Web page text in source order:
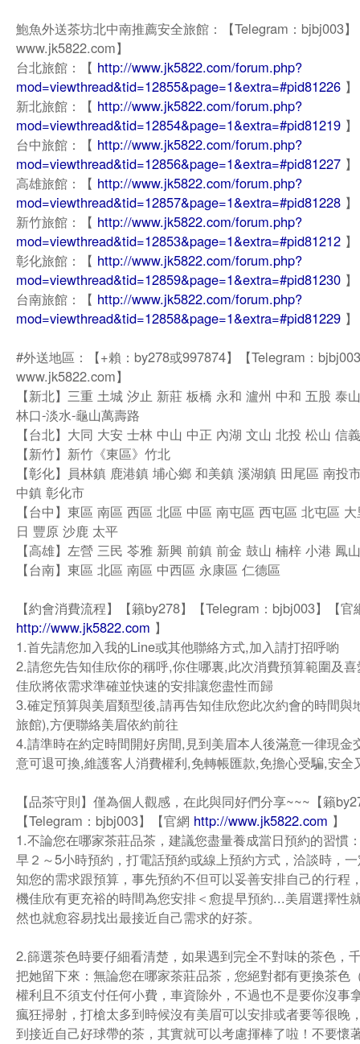
鮑魚外送茶坊北中南推薦安全旅館：【Telegram：bjbj003
www.jk5822.com】
台北旅館：【 http://www.jk5822.com/forum.php?
mod=viewthread&tid=12855&page=1&extra=#pid81226 】
新北旅館：【 http://www.jk5822.com/forum.php?
mod=viewthread&tid=12854&page=1&extra=#pid81219 】
台中旅館：【 http://www.jk5822.com/forum.php?
mod=viewthread&tid=12856&page=1&extra=#pid81227 】
高雄旅館：【 http://www.jk5822.com/forum.php?
mod=viewthread&tid=12857&page=1&extra=#pid81228 】
新竹旅館：【 http://www.jk5822.com/forum.php?
mod=viewthread&tid=12853&page=1&extra=#pid81212 】
彰化旅館：【 http://www.jk5822.com/forum.php?
mod=viewthread&tid=12859&page=1&extra=#pid81230 】
台南旅館：【 http://www.jk5822.com/forum.php?
mod=viewthread&tid=12858&page=1&extra=#pid81229 】
#外送地區：【+賴：by278或997874】【Telegram：
www.jk5822.com】
【新北】三重 土城 汐止 新莊 板橋 永和 瀘州 中和 五股 泰
林口-淡水-龜山萬壽路
【台北】大同 大安 士林 中山 中正 內湖 文山 北投 松山 信
【新竹】新竹《東區》竹北
【彰化】員林鎮 鹿港鎮 埔心鄉 和美鎮 溪湖鎮 田尾區 南投
中鎮 彰化市
【台中】東區 南區 西區 北區 中區 南屯區 西屯區 北屯區
日 豐原 沙鹿 太平
【高雄】左營 三民 苓雅 新興 前鎮 前金 鼓山 楠梓 小港 鳳山
【台南】東區 北區 南區 中西區 永康區 仁德區
【約會消費流程】【籟by278】【Telegram：bjbj003】【官
http://www.jk5822.com 】
1.首先請您加入我的Line或其他聯絡方式,加入請打招呼喲
2.請您先告知佳欣你的稱呼,你住哪裏,此次消費預算範圍及
佳欣將依需求準確並快速的安排讓您盡性而歸
3.確定預算與美眉類型後,請再告知佳欣您此次約會的時間與
旅館),方便聯絡美眉依約前往
4.請準時在約定時間開好房間,見到美眉本人後滿意一律現金
意可退可換,維護客人消費權利,免轉帳匯款,免擔心受騙,安全
【品茶守則】僅為個人觀感，在此與同好們分享~~~【籟
【Telegram：bjbj003】【官網 http://www.jk5822.com 】
1.不論您在哪家茶莊品茶，建議您盡量養成當日預約的習慣
早２～5小時預約，打電話預約或線上預約方式，洽談時，
知您的需求跟預算，事先預約不但可以妥善安排自己的行程
機佳欣有更充裕的時間為您安排＜愈提早預約...美眉選擇性
然也就愈容易找出最接近自己需求的好茶。
2.篩選茶色時要仔細看清楚，如果遇到完全不對味的茶色，
把她留下來：無論您在哪家茶莊品茶，您絕對都有更換茶色
權利且不須支付任何小費，車資除外，不過也不是要你沒事
瘋狂掃射，打槍太多到時候沒有美眉可以安排或者要等很晚
到接近自己好球帶的茶，其實就可以考慮揮棒了啦！不要懷